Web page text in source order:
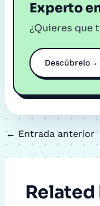
Experto
¿Quieres que
Descúbrelo→
← Entrada anterior
Related